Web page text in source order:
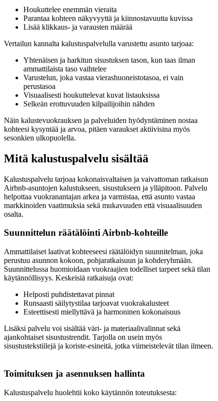
Houkuttelee enemmän vieraita
Parantaa kohteen näkyvyyttä ja kiinnostavuutta kuvissa
Lisää klikkaus- ja varausten määrää
Vertailun kannalta kalustuspalvelulla varustettu asunto tarjoaa:
Yhtenäisen ja harkitun sisustuksen tason, kun taas ilman
ammattilaista taso vaihtelee
Varustelun, joka vastaa vierashuoneistotasoa, ei vain
perustasoa
Visuaalisesti houkuttelevat kuvat listauksissa
Selkeän erottuvuuden kilpailijoihin nähden
Näin kalustevuokrauksen ja palveluiden hyödyntäminen nostaa
kohteesi kysyntää ja arvoa, pitäen varaukset aktiivisina myös
sesonkien ulkopuolella.
Mitä kalustuspalvelu sisältää
Kalustuspalvelu tarjoaa kokonaisvaltaisen ja vaivattoman ratkaisun
Airbnb-asuntojen kalustukseen, sisustukseen ja ylläpitoon. Palvelu
helpottaa vuokranantajan arkea ja varmistaa, että asunto vastaa
markkinoiden vaatimuksia sekä mukavuuden että visuaalisuuden
osalta.
Suunnittelun räätälöinti Airbnb-kohteille
Ammattilaiset laativat kohteeseesi räätälöidyn suunnitelman, joka
perustuu asunnon kokoon, pohjaratkaisuun ja kohderyhmään.
Suunnittelussa huomioidaan vuokraajien todelliset tarpeet sekä tilan
käytännöllisyys. Keskeisiä ratkaisuja ovat:
Helposti puhdistettavat pinnat
Runsaasti säilytystilaa tarjoavat vuokrakalusteet
Esteettisesti miellyttävä ja harmoninen kokonaisuus
Lisäksi palvelu voi sisältää väri- ja materiaalivalinnat sekä
ajankohtaiset sisustustrendit. Tarjolla on usein myös
sisustustekstiilejä ja koriste-esineitä, jotka viimeistelevät tilan ilmeen.
Toimituksen ja asennuksen hallinta
Kalustuspalvelu huolehtii koko käytännön toteutuksesta: